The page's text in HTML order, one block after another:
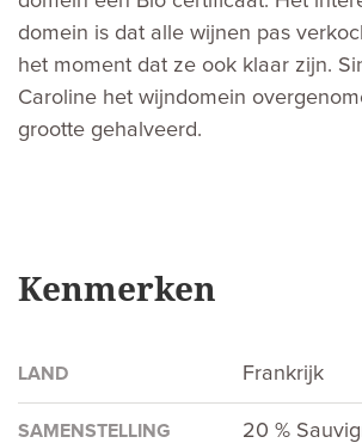
domein is dat alle wijnen pas
het moment dat ze ook klaar zijn.
Caroline het wijndomein
grootte gehalveerd.
Kenmerken
LAND Frankrijk
SAMENSTELLING
20 %